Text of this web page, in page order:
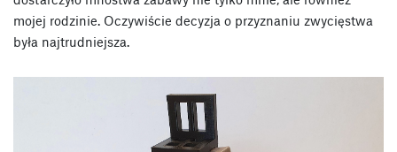
mojej rodzinie. Oczywiście decyzja o przyznaniu zwycięstwa
była najtrudniejsza.